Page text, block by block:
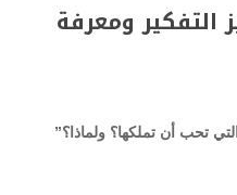
التفكير ومعرفة
تحب أن تملكها؟ ولماذا؟”